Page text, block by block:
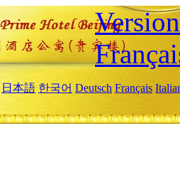
日本語 한국어 Deutsch Français